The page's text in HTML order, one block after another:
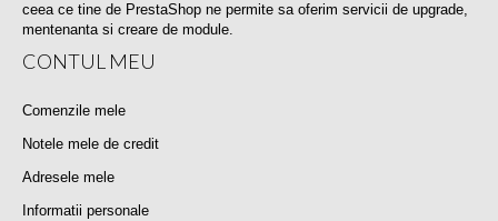
ceea ce tine de PrestaShop ne permite sa oferim servicii de upgrade,
mentenanta si creare de module.
CONTUL MEU
Comenzile mele
Notele mele de credit
Adresele mele
Informatii personale